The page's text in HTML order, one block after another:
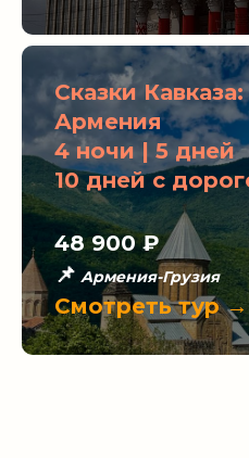
Сказки
Армения
4 ночи | 5 дней
10 дней с
48 900 ₽
📌 Армения-Грузия
Смотреть тур →